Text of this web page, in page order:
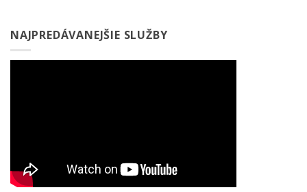
NAJPREDÁVANEJŠIE SLUŽBY